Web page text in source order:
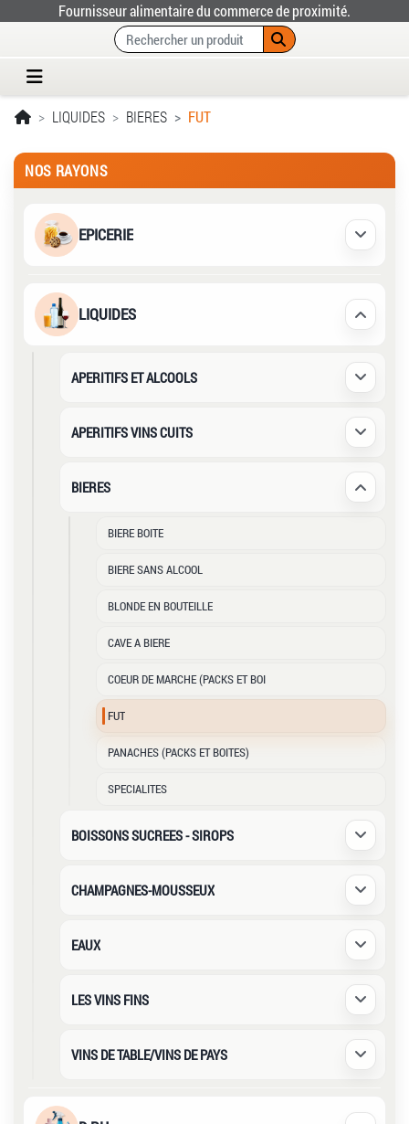
Fournisseur alimentaire du commerce de proximité.
LIQUIDES BIERES FUT
NOS RAYONS
EPICERIE Déplier
LIQUIDES Déplier
APERITIFS ET ALCOOLS Déplier
APERITIFS VINS CUITS Déplier
BIERES Déplier
BIERE BOITE
BIERE SANS ALCOOL
BLONDE EN BOUTEILLE
CAVE A BIERE
COEUR DE MARCHE (PACKS ET BOI
FUT
PANACHES (PACKS ET BOITES)
SPECIALITES
BOISSONS SUCREES - SIROPS Déplier
CHAMPAGNES-MOUSSEUX Déplier
EAUX Déplier
LES VINS FINS Déplier
VINS DE TABLE/VINS DE PAYS Déplier